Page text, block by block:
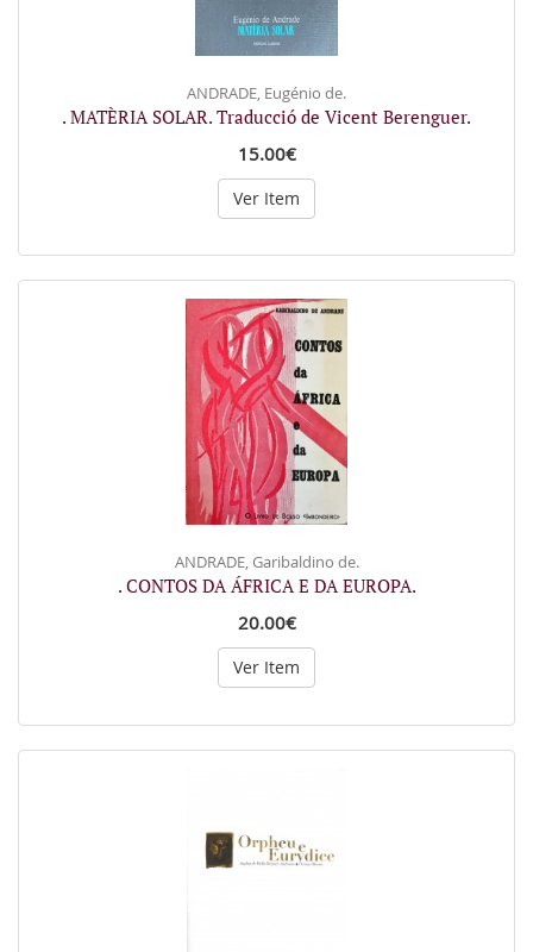
ANDRADE, Eugénio de.
. MATÈRIA SOLAR. Traducció de Vicent Berenguer.
15.00€
Ver Item
ANDRADE, Garibaldino de.
. CONTOS DA ÁFRICA E DA EUROPA.
20.00€
Ver Item